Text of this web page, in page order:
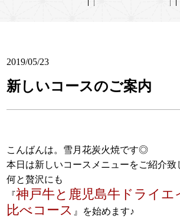
2019/05/23
新しいコースのご案内
こんばんは。雪月花炭火焼です◎
本日は新しいコースメニューをご紹介致
何と贅沢にも
『神戸牛と鹿児島牛ドライエ
比べコース 』を始めます♪